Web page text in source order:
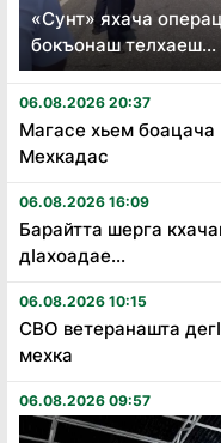
«Сунт» яхача
бокъонаш телхаеш...
06.08.2026 20:37
Магасе хьем боацача
Мехкадас
06.08.2026 16:09
Барайтта шерга
дӏахоадае...
06.08.2026 10:15
СВО ветеранашта
мехка
06.08.2026 09:57